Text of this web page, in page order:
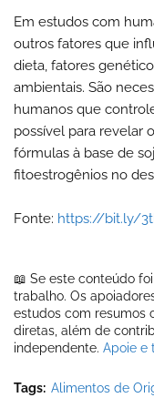
Em estudos com
outros fatores que
dieta, fatores
ambientais. São
humanos que
possível para revelar
fórmulas à base de
fitoestrogênios no
Fonte: https://bit.ly/
📖 Se este conteúdo
trabalho. Os
estudos com resumos
diretas, além de
independente. Apoie e
Tags: Alimentos de